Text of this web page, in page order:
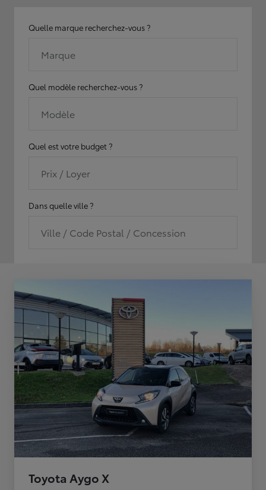
Quelle marque recherchez-vous ?
Marque
Quel modèle recherchez-vous ?
Modèle
Quel est votre budget ?
Prix / Loyer
Dans quelle ville ?
Ville / Code Postal / Concession
Toyota Aygo X